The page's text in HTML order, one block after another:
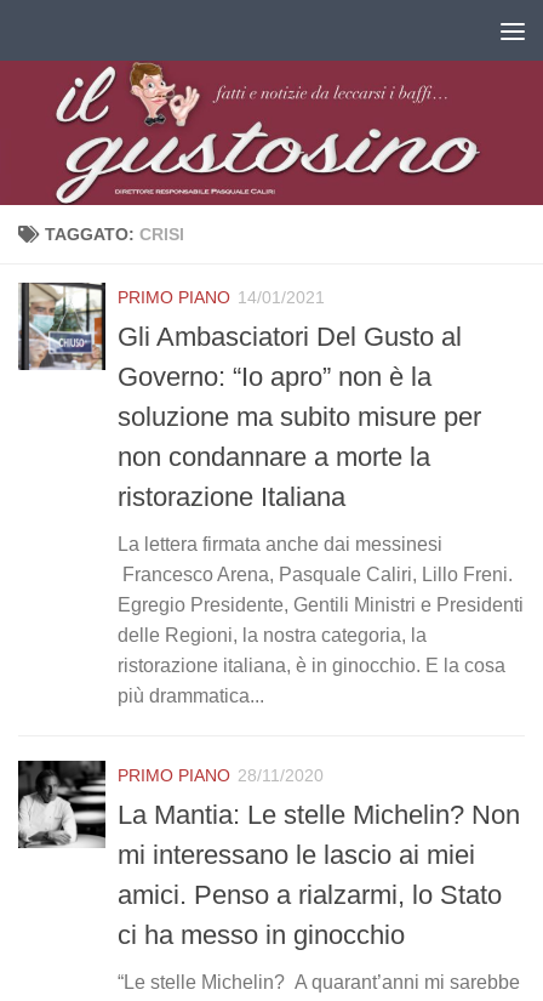
TAGGATO: CRISI
PRIMO PIANO 14/01/2021
Gli Ambasciatori Del Gusto al
Governo: “Io apro” non è la
soluzione ma subito misure per
non condannare a morte la
ristorazione Italiana
La lettera firmata anche dai messinesi
Francesco Arena, Pasquale Caliri, Lillo Freni.
Egregio Presidente, Gentili Ministri e Presidenti
delle Regioni, la nostra categoria, la
ristorazione italiana, è in ginocchio. E la cosa
più drammatica...
PRIMO PIANO 28/11/2020
La Mantia: Le stelle Michelin? Non
mi interessano le lascio ai miei
amici. Penso a rialzarmi, lo Stato
ci ha messo in ginocchio
“Le stelle Michelin? A quarant’anni mi sarebbe